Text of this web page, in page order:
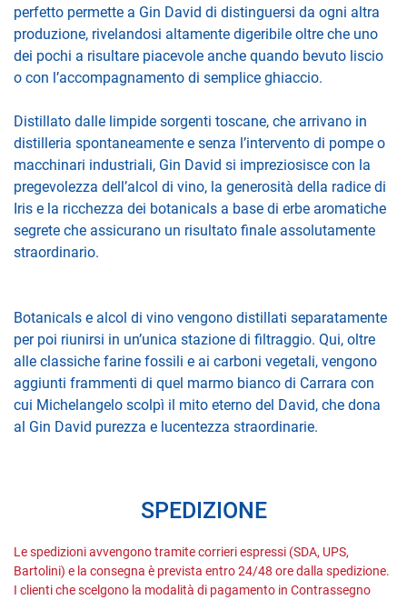
perfetto permette a Gin David di distinguersi da ogni altra
produzione, rivelandosi altamente digeribile oltre che uno
dei pochi a risultare piacevole anche quando bevuto liscio
o con l’accompagnamento di semplice ghiaccio.
Distillato dalle limpide sorgenti toscane, che arrivano in
distilleria spontaneamente e senza l’intervento di pompe o
macchinari industriali, Gin David si impreziosisce con la
pregevolezza dell’alcol di vino, la generosità della radice di
Iris e la ricchezza dei botanicals a base di erbe aromatiche
segrete che assicurano un risultato finale assolutamente
straordinario.
Botanicals e alcol di vino vengono distillati separatamente
per poi riunirsi in un’unica stazione di filtraggio. Qui, oltre
alle classiche farine fossili e ai carboni vegetali, vengono
aggiunti frammenti di quel marmo bianco di Carrara con
cui Michelangelo scolpì il mito eterno del David, che dona
al Gin David purezza e lucentezza straordinarie.
SPEDIZIONE
Le spedizioni avvengono tramite corrieri espressi (SDA, UPS,
Bartolini) e la consegna è prevista entro 24/48 ore dalla spedizione.
I clienti che scelgono la modalità di pagamento in Contrassegno